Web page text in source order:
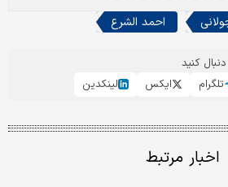
احمد الشرع
کنید
تلگرام ایکس لینکدین
اخبار مرتبط